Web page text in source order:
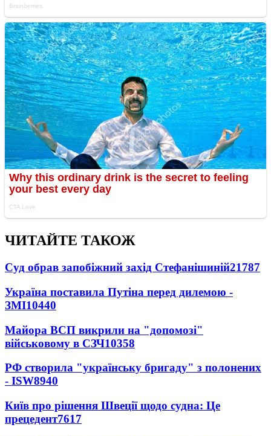
ЧИТАЙТЕ ТАКОЖ
Суд обрав запобіжний захід Стефанішиній21787
Україна поставила Путіна перед дилемою -
ЗМІ10440
Майора ВСП викрили на "допомозі"
військовому в СЗЧ10358
РФ створила "українську бригаду" з полонених
- ISW8940
Київ про рішення Швеції щодо судна: Це
прецедент7617